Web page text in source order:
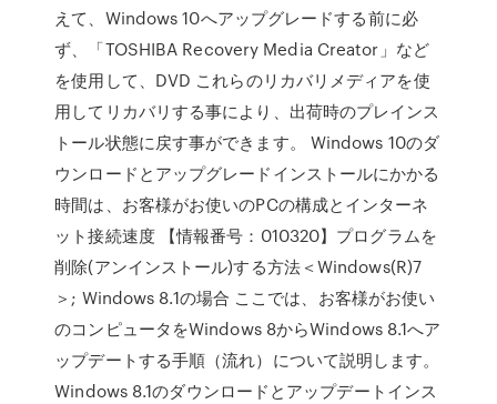
えて、Windows 10へアップグレードする前に必
ず、「TOSHIBA Recovery Media Creator」など
を使用して、DVD これらのリカバリメディアを使
用してリカバリする事により、出荷時のプレインス
トール状態に戻す事ができます。 Windows 10のダ
ウンロードとアップグレードインストールにかかる
時間は、お客様がお使いのPCの構成とインターネ
ット接続速度 【情報番号：010320】プログラムを
削除(アンインストール)する方法＜Windows(R)7
＞; Windows 8.1の場合 ここでは、お客様がお使い
のコンピュータをWindows 8からWindows 8.1へア
ップデートする手順（流れ）について説明します。
Windows 8.1のダウンロードとアップデートインス